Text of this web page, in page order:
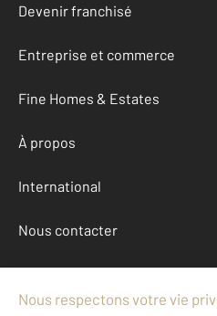
Devenir franchisé
Entreprise et commerce
Fine Homes & Estates
À propos
International
Nous contacter
Mentions légales & CGU